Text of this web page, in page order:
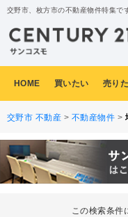
交野市、枚方市の不動産物件特集で
HOME 買いたい 売り
交野市 不動産 > 不動産物件 >
この検索条件